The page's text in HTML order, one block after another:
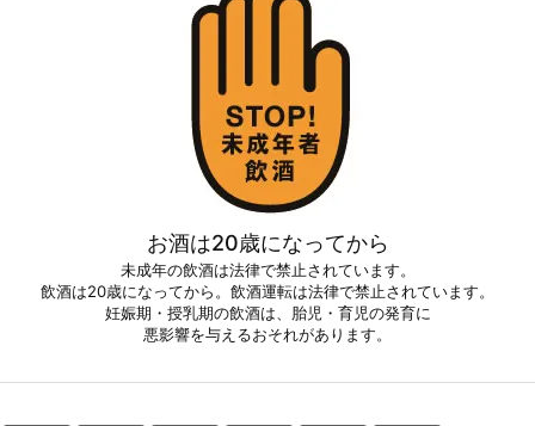
お酒は20歳になってから
未成年の飲酒は法律で禁止されています。
飲酒は20歳になってから。飲酒運転は法律で禁止されています。
妊娠期・授乳期の飲酒は、胎児・育児の発育に
悪影響を与えるおそれがあります。